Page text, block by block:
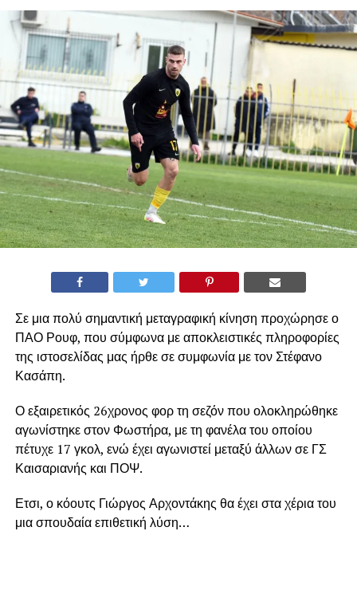
Σε μια πολύ σημαντική μεταγραφική κίνηση προχώρησε ο
ΠΑΟ Ρουφ, που σύμφωνα με αποκλειστικές πληροφορίες
της ιστοσελίδας μας ήρθε σε συμφωνία με τον Στέφανο
Κασάπη.
Ο εξαιρετικός 26χρονος φορ τη σεζόν που ολοκληρώθηκε
αγωνίστηκε στον Φωστήρα, με τη φανέλα του οποίου
πέτυχε 17 γκολ, ενώ έχει αγωνιστεί μεταξύ άλλων σε ΓΣ
Καισαριανής και ΠΟΨ.
Ετσι, ο κόουτς Γιώργος Αρχοντάκης θα έχει στα χέρια του
μια σπουδαία επιθετική λύση…